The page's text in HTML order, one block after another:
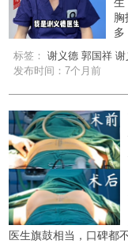
多
标签：谢义德 郭国祥 谢
发布时间：7个月前
医生旗鼓相当，口碑都